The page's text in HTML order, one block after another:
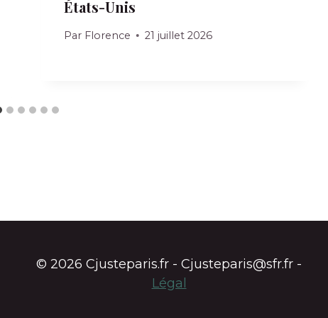
États-Unis
Par Florence 21 juillet 2026
© 2026 Cjusteparis.fr - Cjusteparis@sfr.fr -
Légal